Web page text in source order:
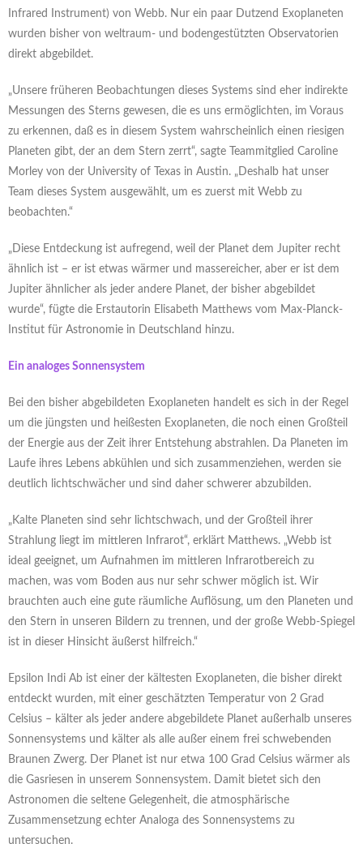
Infrared Instrument) von Webb. Nur ein paar Dutzend Exoplaneten
wurden bisher von weltraum- und bodengestützten Observatorien
direkt abgebildet.
„Unsere früheren Beobachtungen dieses Systems sind eher indirekte
Messungen des Sterns gewesen, die es uns ermöglichten, im Voraus
zu erkennen, daß es in diesem System wahrscheinlich einen riesigen
Planeten gibt, der an dem Stern zerrt“, sagte Teammitglied Caroline
Morley von der University of Texas in Austin. „Deshalb hat unser
Team dieses System ausgewählt, um es zuerst mit Webb zu
beobachten.“
„Diese Entdeckung ist aufregend, weil der Planet dem Jupiter recht
ähnlich ist – er ist etwas wärmer und massereicher, aber er ist dem
Jupiter ähnlicher als jeder andere Planet, der bisher abgebildet
wurde“, fügte die Erstautorin Elisabeth Matthews vom Max-Planck-
Institut für Astronomie in Deutschland hinzu.
Ein analoges Sonnensystem
Bei den bisher abgebildeten Exoplaneten handelt es sich in der Regel
um die jüngsten und heißesten Exoplaneten, die noch einen Großteil
der Energie aus der Zeit ihrer Entstehung abstrahlen. Da Planeten im
Laufe ihres Lebens abkühlen und sich zusammenziehen, werden sie
deutlich lichtschwächer und sind daher schwerer abzubilden.
„Kalte Planeten sind sehr lichtschwach, und der Großteil ihrer
Strahlung liegt im mittleren Infrarot“, erklärt Matthews. „Webb ist
ideal geeignet, um Aufnahmen im mittleren Infrarotbereich zu
machen, was vom Boden aus nur sehr schwer möglich ist. Wir
brauchten auch eine gute räumliche Auflösung, um den Planeten und
den Stern in unseren Bildern zu trennen, und der große Webb-Spiegel
ist in dieser Hinsicht äußerst hilfreich.“
Epsilon Indi Ab ist einer der kältesten Exoplaneten, die bisher direkt
entdeckt wurden, mit einer geschätzten Temperatur von 2 Grad
Celsius – kälter als jeder andere abgebildete Planet außerhalb unseres
Sonnensystems und kälter als alle außer einem frei schwebenden
Braunen Zwerg. Der Planet ist nur etwa 100 Grad Celsius wärmer als
die Gasriesen in unserem Sonnensystem. Damit bietet sich den
Astronomen die seltene Gelegenheit, die atmosphärische
Zusammensetzung echter Analoga des Sonnensystems zu
untersuchen.